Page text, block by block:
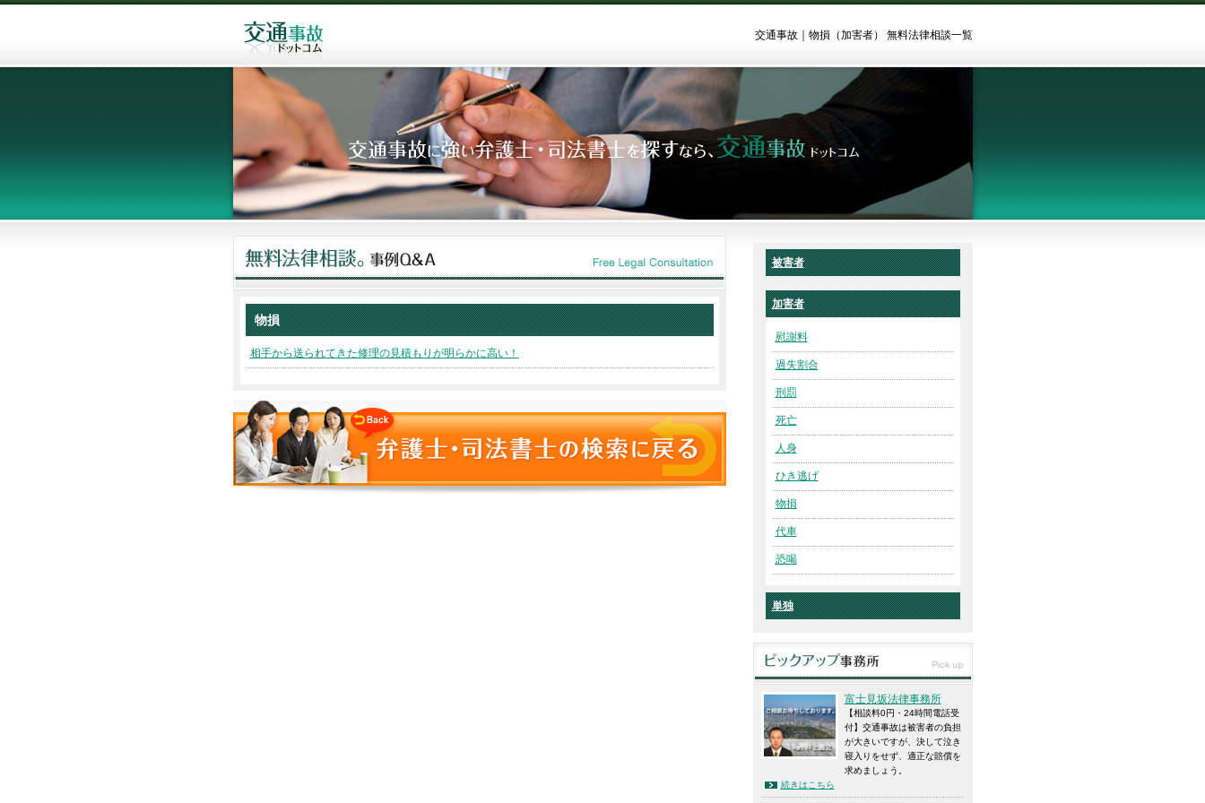
交通事故｜物損（加害者） 無料法律相談一覧
物損
相手から送られてきた修理の見積もりが明らかに高い！
被害者
加害者
慰謝料
過失割合
刑罰
死亡
人身
ひき逃げ
物損
代車
恐喝
単独
富士見坂法律事務所
【相談料0円・24時間電話受
付】交通事故は被害者の負担
が大きいですが、決して泣き
寝入りをせず、適正な賠償を
求めましょう。
続きはこちら